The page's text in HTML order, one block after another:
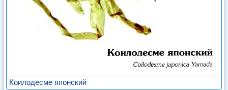
Коилодесме японский